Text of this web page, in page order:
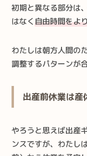
初期と異なる部分は
はなく自由時間をよ
わたしは朝方人間の
調整するパターンが
出産前休業は産
やろうと思えば出産
ンスですが、わたし